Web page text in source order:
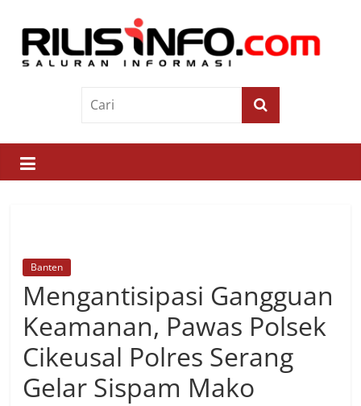
contentRilis
Saluran
Informasi
Banten
Mengantisipasi Gangguan
Keamanan, Pawas Polsek
Cikeusal Polres Serang
Gelar Sispam Mako